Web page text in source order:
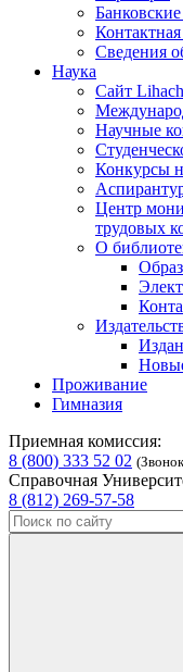
Сведения
Наука
Сайт
Научные
Конкурсы
Центр
трудовых
О
Проживание
Гимназия
Приемная комиссия:
8 (800) 333 52 02
Справочная
8 (812) 269-57-58